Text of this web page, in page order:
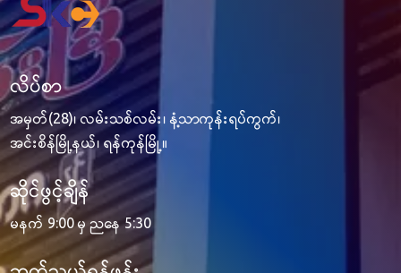
လိပ်စာ
အမှတ်(28)၊ လမ်းသစ်လမ်း၊ နံ့သာကုန်းရပ်ကွက်၊
အင်းစိန်မြို့နယ်၊ ရန်ကုန်မြို့။
ဆိုင်ဖွင့်ချိန်
မနက် 9:00 မှ ညနေ 5:30